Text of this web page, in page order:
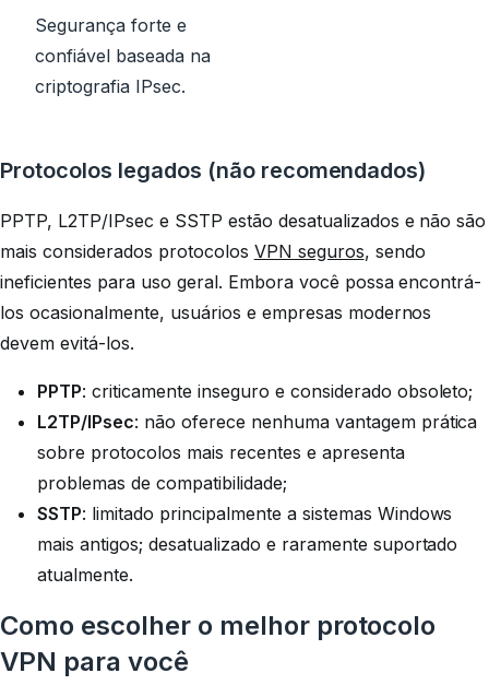
Segurança forte e
confiável baseada na
criptografia IPsec.
Protocolos legados (não recomendados)
PPTP, L2TP/IPsec e SSTP estão desatualizados e não são
mais considerados protocolos VPN seguros, sendo
ineficientes para uso geral. Embora você possa encontrá-
los ocasionalmente, usuários e empresas modernos
devem evitá-los.
PPTP: criticamente inseguro e considerado obsoleto;
L2TP/IPsec: não oferece nenhuma vantagem prática
sobre protocolos mais recentes e apresenta
problemas de compatibilidade;
SSTP: limitado principalmente a sistemas Windows
mais antigos; desatualizado e raramente suportado
atualmente.
Como escolher o melhor protocolo
VPN para você